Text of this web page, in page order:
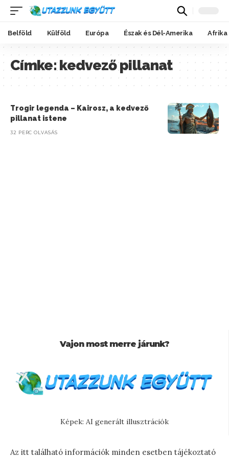
Belföld Külföld Európa Észak és Dél-Amerika Afrika
Címke:kedvező pillanat
Trogir legenda – Kairosz, a kedvező
pillanat istene
32 PERC OLVASÁS
Vajon most merre járunk?
Képek: AI generált illusztrációk
Az itt található információk minden esetben tájékoztató